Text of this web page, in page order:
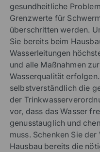
gesundheitliche
Grenzwerte für
überschritten werden.
Sie bereits beim
Wasserleitungen
und alle Maßnahmen
Wasserqualität
selbstverständlich die
der
vor, dass das Wasser
genusstauglich und
muss. Schenken Sie
Hausbau bereits die